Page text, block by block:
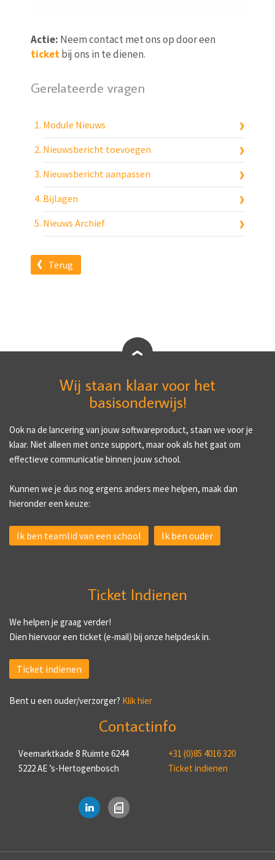
Actie: Neem contact met ons op door een
ticketbij ons in te dienen.
Gerelateerde vragen
Module Nieuws
Nieuwsbericht toevoegen
Nieuwsbericht aanpassen
Bijlagen
Nieuws Archief
Terug
Wij staan klaar voor het
basisonderwijs!
Ook na de lancering van jouw softwareproduct, staan we voor je
klaar. Niet alleen met onze support, maar ook als het gaat om
effectieve communicatie binnen jouw school.
Kunnen we je dus nog ergens anders mee helpen, maak dan
hieronder een keuze:
Ik ben teamlid van een school Ik ben ouder
Ticket Indienen
We helpen je graag verder!
Dien hiervoor een ticket (e-mail) bij onze helpdesk in.
Ticket indienen
Bent u een ouder/verzorger? Klik hier
Contactinfo
Veemarktkade 8 Ruimte 6244
5222 AE ’s-Hertogenbosch
+31 (0)85 4016 320
Ticket indienen